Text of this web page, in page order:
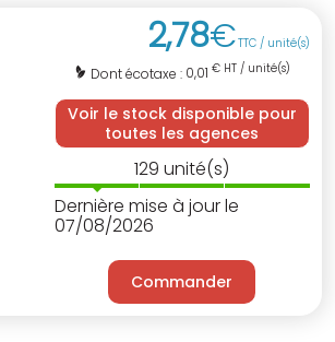
2,78€TTC / unité(s)
Dont écotaxe : 0,01 € HT / unité(s)
Voir le stock disponible pour
toutes les agences
129 unité(s)
Dernière mise à jour le
07/08/2026
Commander